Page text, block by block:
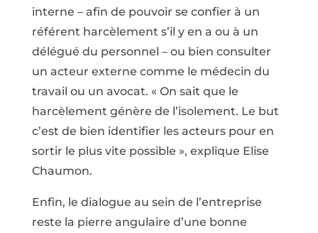
interne – afin de pouvoir se confier à un
référent harcèlement s’il y en a ou à un
délégué du personnel – ou bien consulter
un acteur externe comme le médecin du
travail ou un avocat. « On sait que le
harcèlement génère de l’isolement. Le but
c’est de bien identifier les acteurs pour en
sortir le plus vite possible », explique Elise
Chaumon.
Enfin, le dialogue au sein de l’entreprise
reste la pierre angulaire d’une bonne